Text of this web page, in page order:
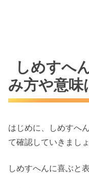
しめすへ
み方や意味
はじめに、しめすへ
て確認していきましょ
しめすへんに喜ぶと